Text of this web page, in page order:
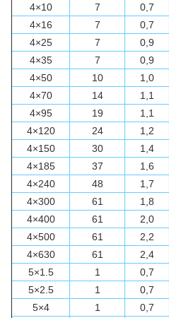
4×10
7 0,7
4×16
7 0,7
4×25
7 0,9
4×35
7 0,9
4×50
10 1,0
4×70
14 1,1
4×95
19 1,1
4×120
24 1,2
4×150
30 1,4
4×185
37 1,6
4×240
48 1,7
4×300
61 1,8
4×400
61 2,0
4×500
61 2,2
4×630
61 2,4
5×1.5
1 0,7
5×2.5
1 0,7
5×4
1 0,7